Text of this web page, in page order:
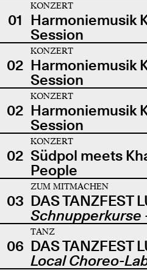
01
KONZERT
Harmoniemusik
Session
02
KONZERT
Harmoniemusik
Session
02
KONZERT
Harmoniemusik
Session
02
KONZERT
Südpol meets
People
03
ZUM MITMACHEN
DAS TANZFEST
Schnupperkurse
06
TANZ
DAS TANZFEST
Local Choreo-